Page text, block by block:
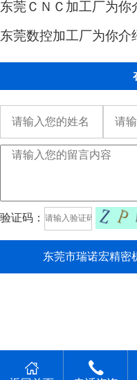
验证码：
东莞市瑞诺宏精密